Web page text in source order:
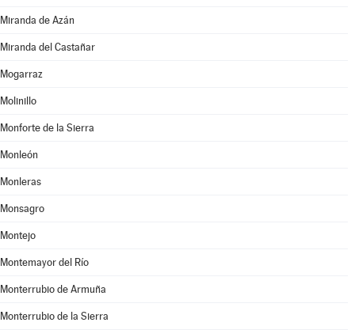
Miranda de Azán
Miranda del Castañar
Mogarraz
Molinillo
Monforte de la Sierra
Monleón
Monleras
Monsagro
Montejo
Montemayor del Río
Monterrubio de Armuña
Monterrubio de la Sierra